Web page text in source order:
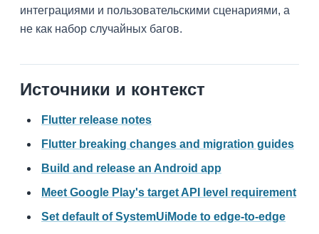
интеграциями и пользовательскими сценариями, а
не как набор случайных багов.
Источники и контекст
Flutter release notes
Flutter breaking changes and migration guides
Build and release an Android app
Meet Google Play's target API level requirement
Set default of SystemUiMode to edge-to-edge